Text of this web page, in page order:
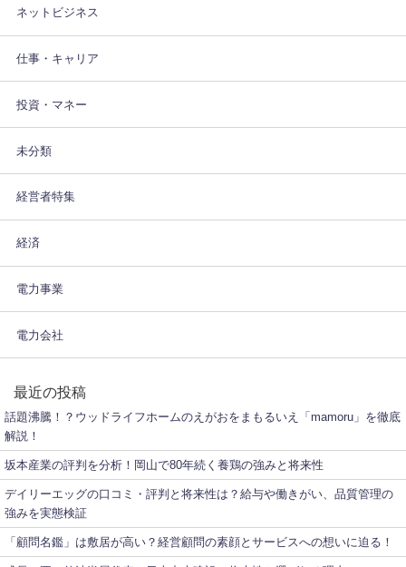
ネットビジネス
仕事・キャリア
投資・マネー
未分類
経営者特集
経済
電力事業
電力会社
最近の投稿
話題沸騰！？ウッドライフホームのえがおをまもるいえ「mamoru」を徹底
解説！
坂本産業の評判を分析！岡山で80年続く養鶏の強みと将来性
デイリーエッグの口コミ・評判と将来性は？給与や働きがい、品質管理の
強みを実態検証
「顧問名鑑」は敷居が高い？経営顧問の素顔とサービスへの想いに迫る！